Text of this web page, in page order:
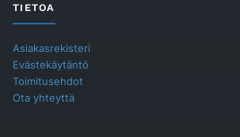
TIETOA
Asiakasrekisteri
Evästekäytäntö
Toimitusehdot
Ota yhteyttä